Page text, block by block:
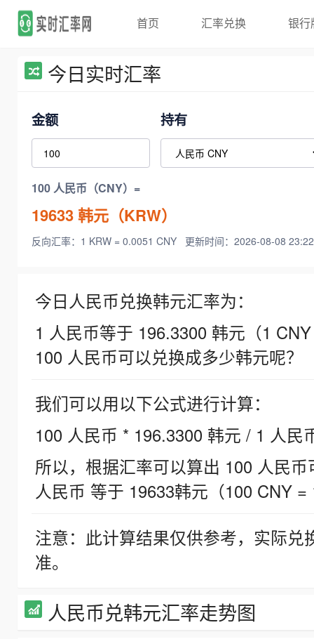
首页 汇率兑换 银行
今日实时汇率
金额 持有
100 人民币（CNY）=
19633韩元（KRW）
反向汇率：1 KRW = 0.0051 CNY 更新时间：2026-08-08
今日人民币兑换韩元汇率为：
1 人民币等于 196.3300 韩元（1
100 人民币可以兑换成多少韩元呢？
我们可以用以下公式进行计算：
100 人民币 * 196.3300 韩元 / 1 人民
所以，根据汇率可以算出 100 人民
人民币 等于 19633韩元（100 CNY =
注意：此计算结果仅供参考，实际
准。
人民币兑韩元汇率走势图